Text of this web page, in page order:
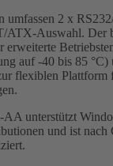
umfassen 2 x
ATX-Auswahl. Der
auf -40 bis 85
flexiblen Plattform
unterstützt
und ist